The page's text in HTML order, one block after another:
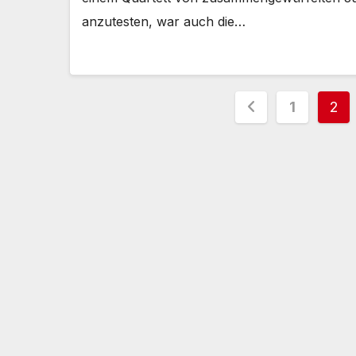
anzutesten, war auch die…
1 2